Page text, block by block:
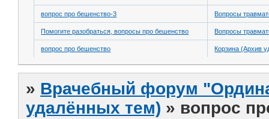
вопрос про бешенство-3 Вопросы
Помогите разобраться, вопросы про бешенство Вопросы
вопрос про бешенство Корзина (Архив
» Врачебный форум
удалённых тем) » вопрос